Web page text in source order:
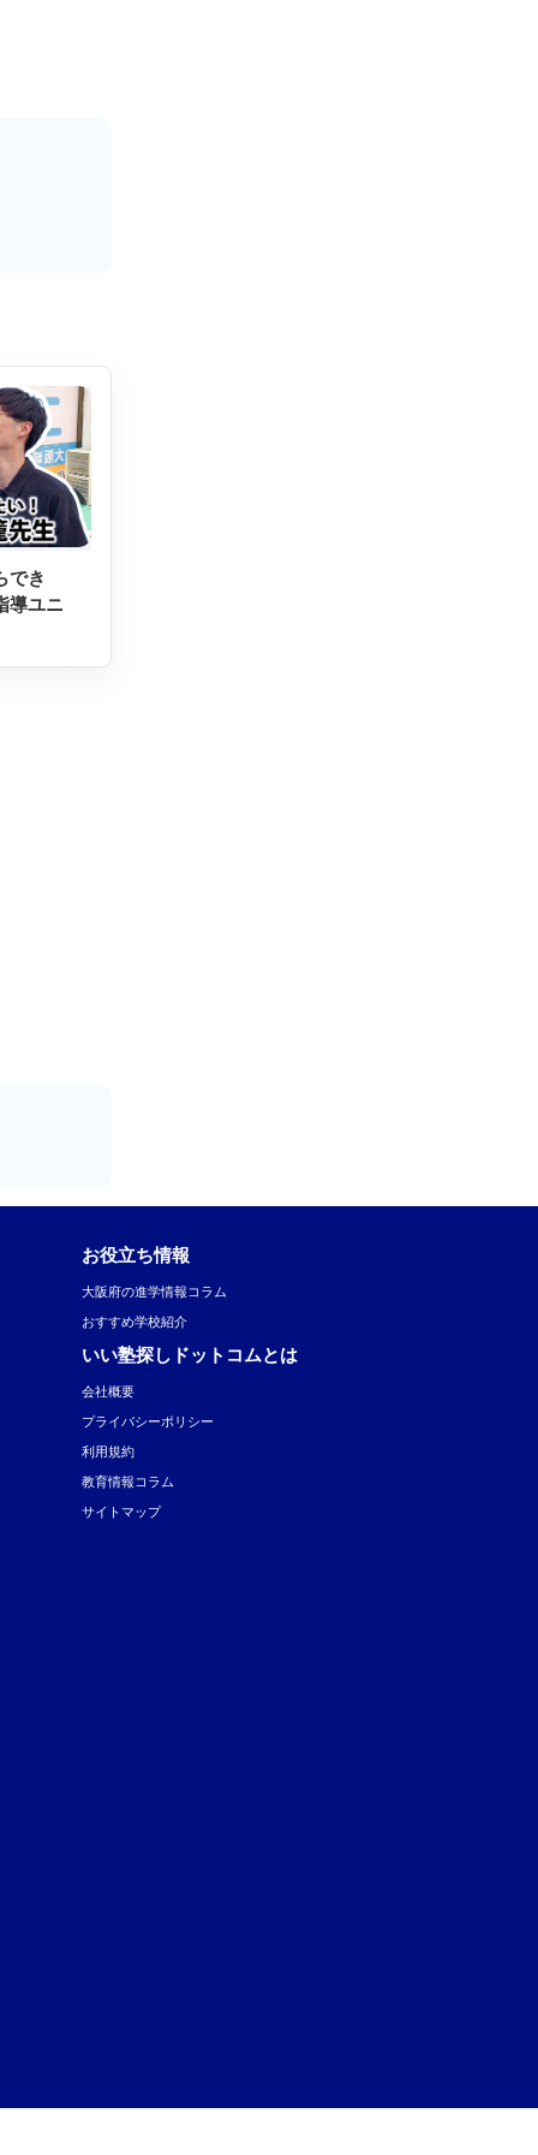
でき
導ユニ
お役立ち情報
大阪府の進学情報コラム
おすすめ学校紹介
いい塾探しドットコムとは
会社概要
プライバシーポリシー
利用規約
教育情報コラム
サイトマップ